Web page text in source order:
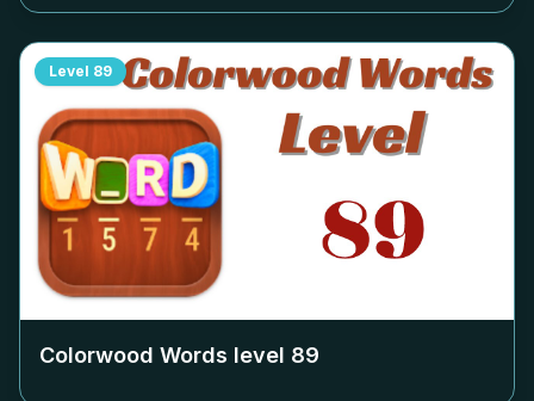
Level 89
Colorwood Words level 89